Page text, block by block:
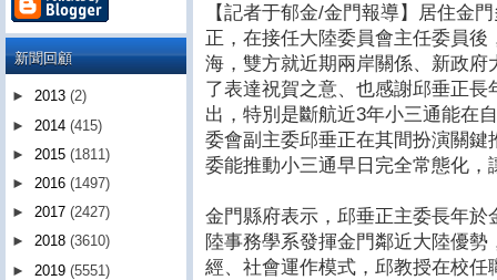
【記者于郁金/金門報導】居住金
正，在接任大陸委員會主任委員
海，雙方就近期兩岸關係、新政
了表達祝賀之意、也感謝邱垂正
出，特別是斷航近3年小三通能在
委會副主委邱垂正在其間扮演關
委能推動小三通早日完全常態化，
金門縣府表示，邱垂正主委長年
陸事務學系發揮金門鄰近大陸優
經、社會運作模式，邱教授在校
新聞回顧
► 2013 (2)
► 2014 (415)
► 2015 (1811)
► 2016 (1497)
► 2017 (2427)
► 2018 (3610)
► 2019 (5551)